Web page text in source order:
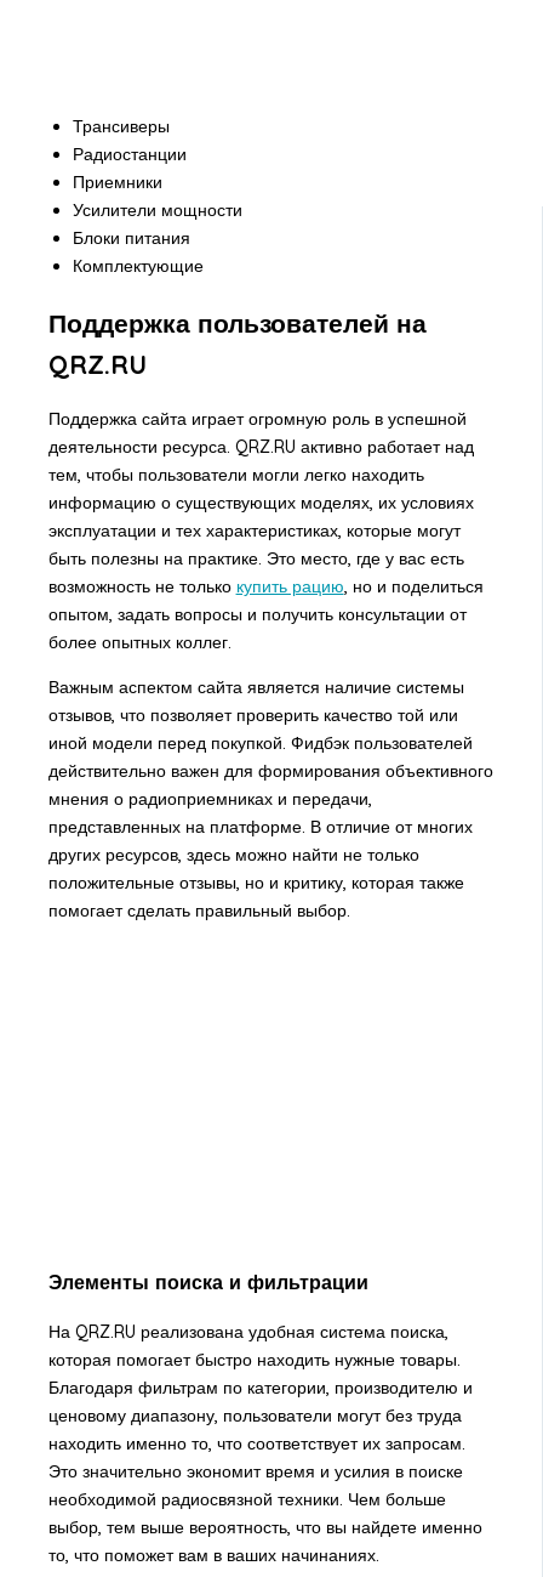
Трансиверы
Радиостанции
Приемники
Усилители мощности
Блоки питания
Комплектующие
Поддержка пользователей на
QRZ.RU
Поддержка сайта играет огромную роль в успешной
деятельности ресурса. QRZ.RU активно работает над
тем, чтобы пользователи могли легко находить
информацию о существующих моделях, их условиях
эксплуатации и тех характеристиках, которые могут
быть полезны на практике. Это место, где у вас есть
возможность не только купить рацию, но и поделиться
опытом, задать вопросы и получить консультации от
более опытных коллег.
Важным аспектом сайта является наличие системы
отзывов, что позволяет проверить качество той или
иной модели перед покупкой. Фидбэк пользователей
действительно важен для формирования объективного
мнения о радиоприемниках и передачи,
представленных на платформе. В отличие от многих
других ресурсов, здесь можно найти не только
положительные отзывы, но и критику, которая также
помогает сделать правильный выбор.
Элементы поиска и фильтрации
На QRZ.RU реализована удобная система поиска,
которая помогает быстро находить нужные товары.
Благодаря фильтрам по категории, производителю и
ценовому диапазону, пользователи могут без труда
находить именно то, что соответствует их запросам.
Это значительно экономит время и усилия в поиске
необходимой радиосвязной техники. Чем больше
выбор, тем выше вероятность, что вы найдете именно
то, что поможет вам в ваших начинаниях.